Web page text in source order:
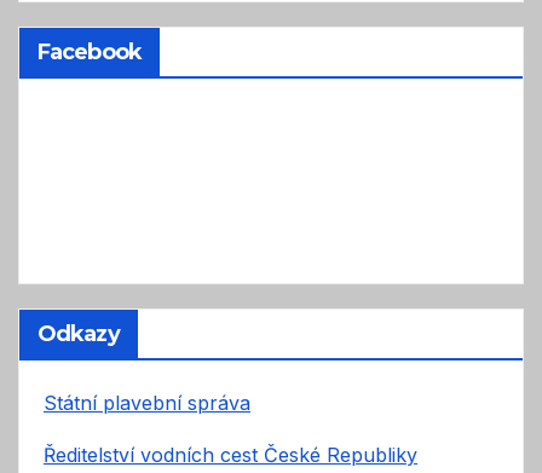
Facebook
Odkazy
Státní plavební správa
Ředitelství vodních cest České Republiky